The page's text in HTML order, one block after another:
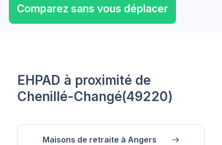
Comparez sans vous déplacer
EHPAD à proximité de
Chenillé-Changé(49220)
Maisons de retraite à Angers